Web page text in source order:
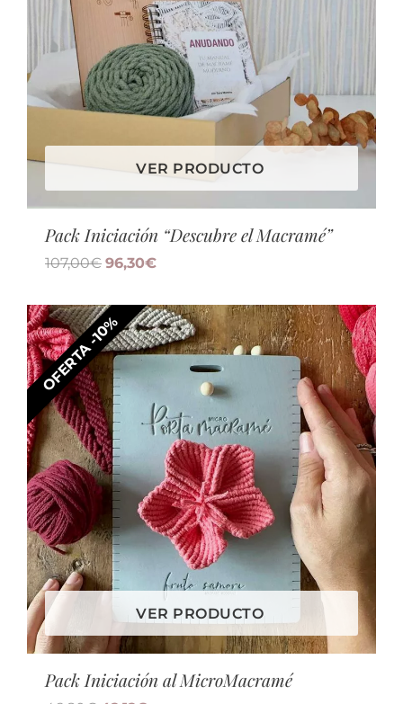
VER PRODUCTO
Pack Iniciación “Descubre el Macramé”
107,00€ 96,30€
OFERTA -10%
VER PRODUCTO
Pack Iniciación al MicroMacramé